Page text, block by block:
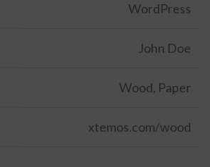
WordPress
John Doe
Wood, Paper
xtemos.com/wood